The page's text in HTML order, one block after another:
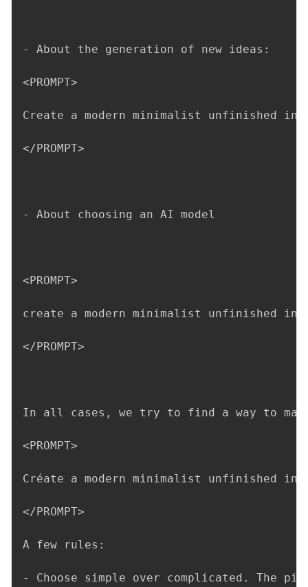
- About the generation of new ideas:
<PROMPT>
Create a modern minimalist unfinished
</PROMPT>
- About choosing an AI model
<PROMPT>
create a modern minimalist unfinished
</PROMPT>
In all cases, we try to find a way to
<PROMPT>
Créate a modern minimalist unfinished
</PROMPT>
A few rules:
- Choose simple over complicated. The